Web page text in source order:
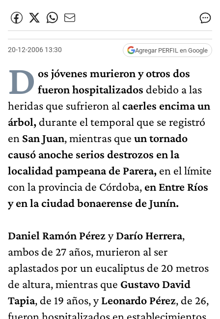
20-12-2006 13:30 Agregar PERFIL en Google
D os jóvenes murieron y otros dos
fueron hospitalizados debido a las
heridas que sufrieron al caerles encima un
árbol, durante el temporal que se registró
en San Juan, mientras que un tornado
causó anoche serios destrozos en la
localidad pampeana de Parera, en el límite
con la provincia de Córdoba, en Entre Ríos
y en la ciudad bonaerense de Junín.
Daniel Ramón PérezyDarío Herrera,
ambos de 27 años, murieron al ser
aplastados por un eucaliptus de 20 metros
de altura, mientras que Gustavo David
Tapia, de 19 años, yLeonardo Pérez, de 26,
fueron hospitalizados en establecimientos